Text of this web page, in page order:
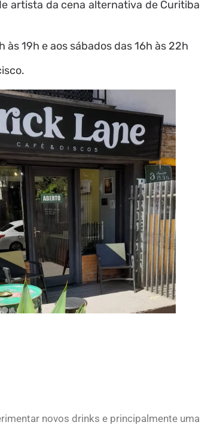
artista da cena alternativa de Curitiba
19h e aos sábados das 16h às 22h
novos drinks e principalmente uma